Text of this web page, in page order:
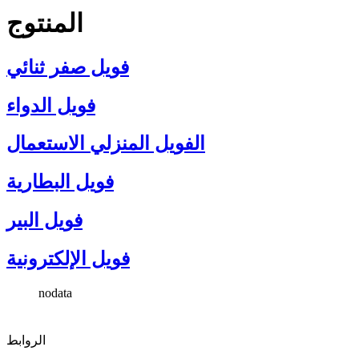
المنتوج
فويل صفر ثنائي
فويل الدواء
الفويل المنزلي الاستعمال
فويل البطارية
فويل البير
فويل الإلكترونية
nodata
الروابط